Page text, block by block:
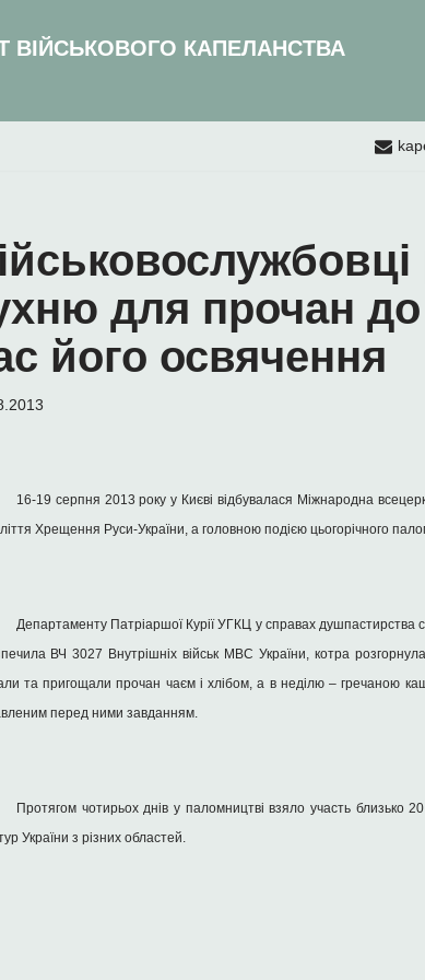
ВІЙСЬКОВОГО КАПЕЛАНСТВА
для прочан
його освячення
16-19 серпня 2013 року у Києві відбувалася Міжнародна
Хрещення Руси-України, а головною подією цьогорічного
Департаменту Патріаршої Курії УГКЦ у справах душпастирства
ВЧ 3027 Внутрішніх військ МВС України, котра
та пригощали прочан чаєм і хлібом, а в неділю – гречаною
перед ними завданням.
Протягом чотирьох днів у паломництві взяло участь близько
України з різних областей.